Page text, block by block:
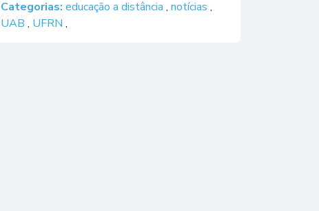
1.554 novas vagas de cursos gratuitos de […]
Categorias: educação a distância , notícias ,
UAB , UFRN ,